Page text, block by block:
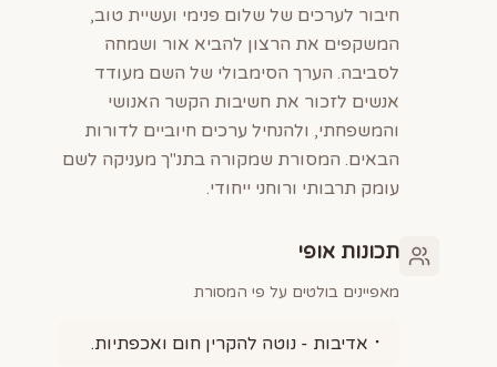
חיבור לערכים של שלום פנימי ועשיית טוב,
המשקפים את הרצון להביא אור ושמחה
לסביבה. הערך הסימבולי של השם מעודד
אנשים לזכור את חשיבות הקשר האנושי
והמשפחתי, ולהנחיל ערכים חיוביים לדורות
הבאים. המסורת שמקורה בתנ"ך מעניקה לשם
עומק תרבותי ורוחני ייחודי.
תכונות אופי
מאפיינים בולטים על פי המסורת
אדיבות - נוטה להקרין חום ואכפתיות.